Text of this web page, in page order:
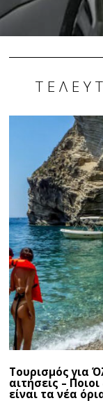
Τουρισμός για
αιτήσεις –
είναι τα νέα